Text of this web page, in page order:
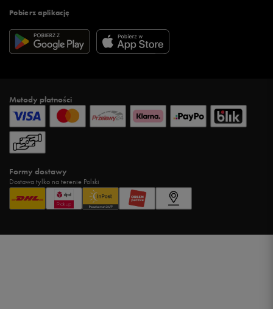
Pobierz aplikację
Metody płatności
Formy dostawy
Dostawa tylko na terenie Polski